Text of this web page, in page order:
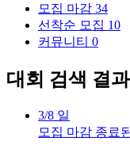
모집 마감 34
선착순 모집 10
커뮤니티 0
대회 검색 결과
3/8 일
모집 마감 종료